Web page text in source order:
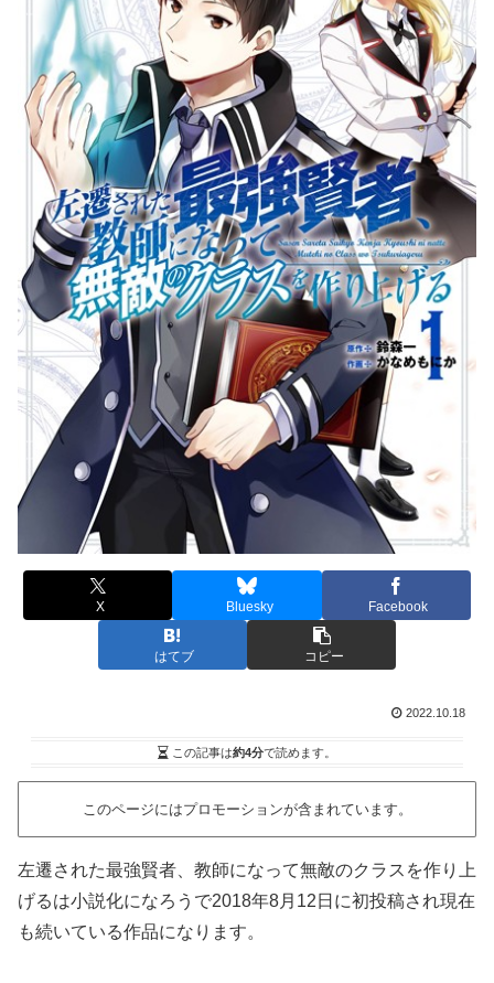
X Bluesky Facebook
はてブ コピー
2022.10.18
この記事は約4分で読めます。
このページにはプロモーションが含まれています。
左遷された最強賢者、教師になって無敵のクラスを作り上
げるは小説化になろうで2018年8月12日に初投稿され現在
も続いている作品になります。